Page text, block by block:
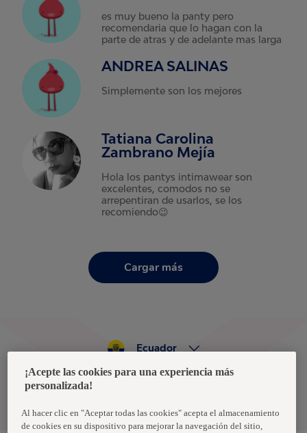
es muy bueno la panty pero
recomendaria que lo hagan con la
parte de atras y de adelante mas larga
ANDREA SALINAS
Simplemente son los mejores
Tatiana Carolina
Zambrano Mejía
Hola los pantys intimawear son
excelentes, comodos no se
arrepentiran de usarlos, se los
recomiendo😉
Cargar más
Política de privacidad de datos
Ecuador
¡Acepte las cookies para una experiencia más
personalizada!
Al hacer clic en "Aceptar todas las cookies" acepta el almacenamiento
de cookies en su dispositivo para mejorar la navegación del sitio,